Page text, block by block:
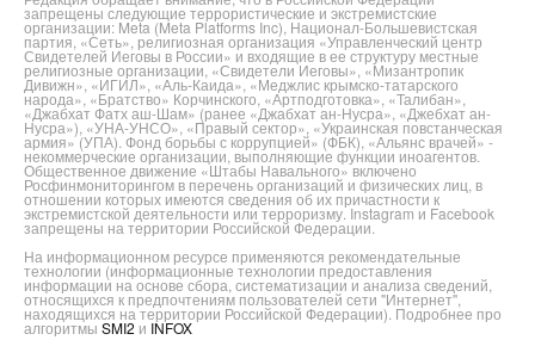
запрещены следующие террористические и экстремистские
организации: Meta (Meta Platforms Inc), Национал-Большевистская
партия, «Сеть», религиозная организация «Управленческий центр
Свидетелей Иеговы в России» и входящие в ее структуру местные
религиозные организации, «Свидетели Иеговы», «Мизантропик
Дивижн», «ИГИЛ», «Аль-Каида», «Меджлис крымско-татарского
народа», «Братство» Корчинского, «Артподготовка», «Талибан»,
«Джабхат Фатх аш-Шам» (ранее «Джабхат ан-Нусра», «Джебхат ан-
Нусра»), «УНА-УНСО», «Правый сектор», «Украинская повстанческая
армия» (УПА). Фонд борьбы с коррупцией» (ФБК), «Альянс врачей» -
некоммерческие организации, выполняющие функции иноагентов.
Общественное движение «Штабы Навального» включено
Росфинмониторингом в перечень организаций и физических лиц, в
отношении которых имеются сведения об их причастности к
экстремистской деятельности или терроризму. Instagram и Facebook
запрещены на территории Российской Федерации.
На информационном ресурсе применяются рекомендательные
технологии (информационные технологии предоставления
информации на основе сбора, систематизации и анализа сведений,
относящихся к предпочтениям пользователей сети "Интернет",
находящихся на территории Российской Федерации). Подробнее про
алгоритмы SMI2 и INFOX